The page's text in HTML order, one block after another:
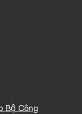
Bộ Công